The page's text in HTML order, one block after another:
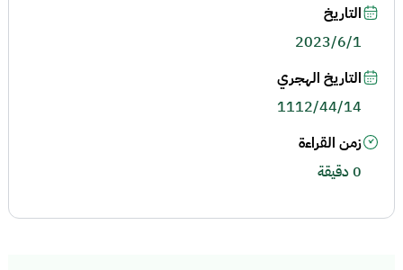
التاريخ
2023/6/1
التاريخ الهجري
1112/44/14
زمن القراءة
0 دقيقة